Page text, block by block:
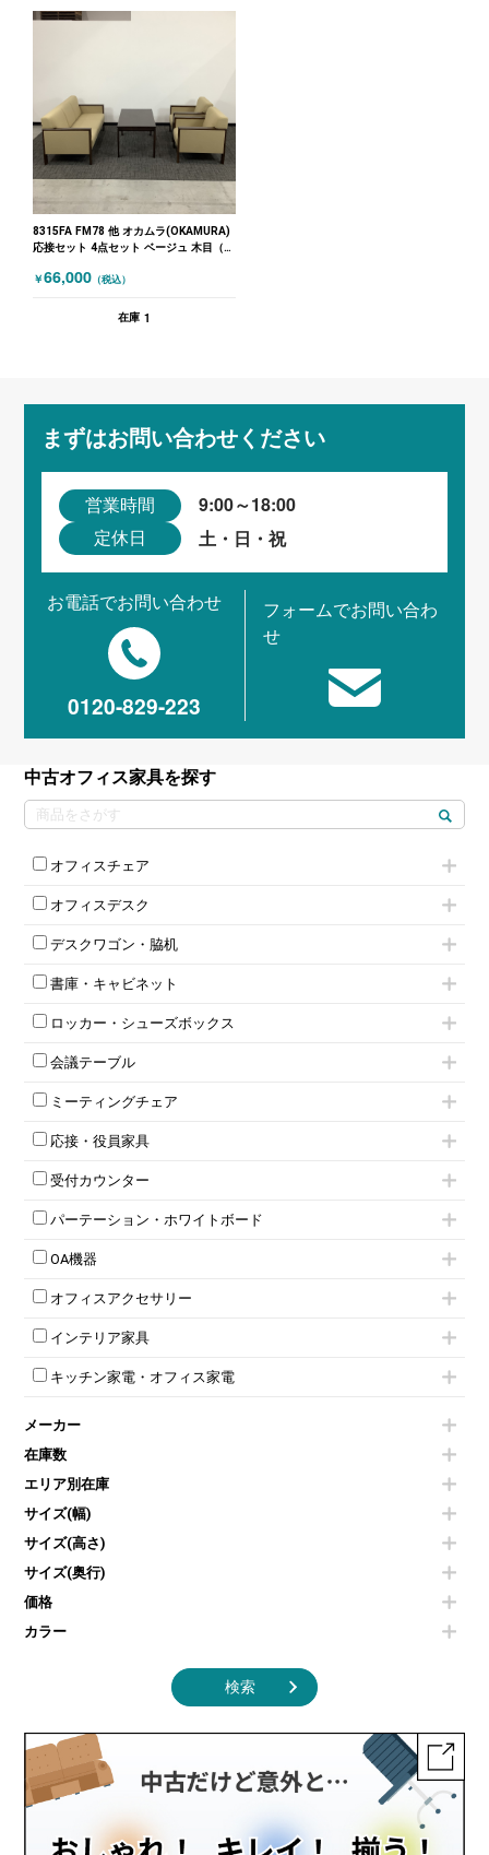
8315FA FM78 他 オカムラ(OKAMURA)
応接セット 4点セット ベージュ 木目（ダ
￥66,000 （税込）
在庫 1
まずはお問い合わせください
営業時間 9:00～18:00
定休日 土・日・祝
お電話でお問い合わせ
0120-829-223
フォームでお問い合わ
せ
中古オフィス家具を探す
オフィスチェア
肘付きチェア
肘無しチェア
役員チェア
オフィスチェアその他
オフィスデスク
片袖机
フリーアドレスデスク（ベンチデスク）
昇降デスク
両袖机
デスクワゴン・脇机
インワゴン2段
インワゴン3段
脇机
書庫・キャビネット
ハイキャビネット
ローキャビネット
両開きキャビネット
上下連結キャビネット
軽量ラック（スチールラック）
収納家具その他
両開書庫
ラテラル書庫
ロッカー・シューズボックス
1人用ロッカー
2人用ロッカー
3人用ロッカー
5人用ロッカー
8人用ロッカー
多人数ロッカー
ダイヤル錠ロッカー
ダイヤル錠ロッカー
ワードローブ・クローゼット
会議テーブル
ミーティングテーブル
スタッキングテーブル
ネスティングテーブル
カウンターテーブル
T字脚テーブル
会議テーブルW1200～
会議テーブルW1800～
平行スタックテーブル
会議テーブルその他
ミーティングチェア
キャスター付きミーティングチェア
スタッキングミーティングチェア
テーブル付きミーティングチェア
折りたたみミーティングチェア
ハイチェア
ミーティングチェアその他
応接・役員家具
応接セット
応接ソファ
応接チェア
応接・役員家具その他
受付カウンター
ハイカウンター
ローカウンター
ラウンジカウンター
パーテーション・ホワイトボード
パーテーション
自立タイプパーテーション
パーテーションその他
壁掛けホワイトボード
ホワイトボードその他
OA機器
電話機（ビジネスフォン）
シュレッダー
スクリーン
その他OA機器
オフィスアクセサリー
チェア用台車
演台・講演台・演説台
防音パネル
コートハンガー・ポールハンガー
傘立て
食器棚・キッチンキャビネット
カタログスタンド
オフィスアクセサリーその他
インテリア家具
モールドチェア
ダイニングチェア
カウンターテーブル
センターテーブル・サイドテーブル
ベンチ・スツール
ソファ
シェルフ
ダストボックス（ゴミ箱）
インテリア家具その他
キッチン家電・オフィス家電
冷蔵庫・洗濯機
空気清浄機・加湿器
液晶テレビ・モニター類
エアコン
照明機器
掃除機
季節家電
メーカー
在庫数
エリア別在庫
サイズ(幅)
サイズ(高さ)
サイズ(奥行)
価格
カラー
検索